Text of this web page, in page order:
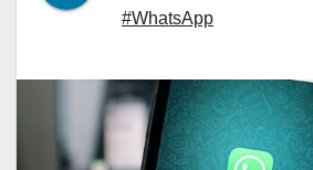
#WhatsApp